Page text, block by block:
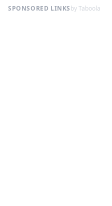
SPONSORED LINKSby Taboola